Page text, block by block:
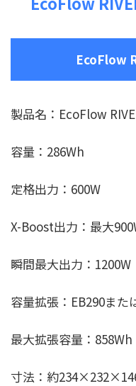
EcoFlow
製品名：EcoFlow
容量：286Wh
定格出力：600W
X-Boost出力：最大
瞬間最大出力：1200W
容量拡張：EB290また
最大拡張容量：858Wh
寸法：約